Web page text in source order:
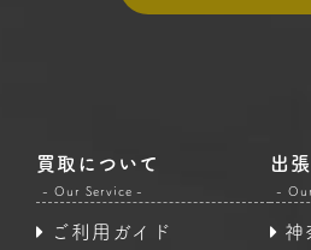
買取について
- Our Service -
ご利用ガイド
出
-
神